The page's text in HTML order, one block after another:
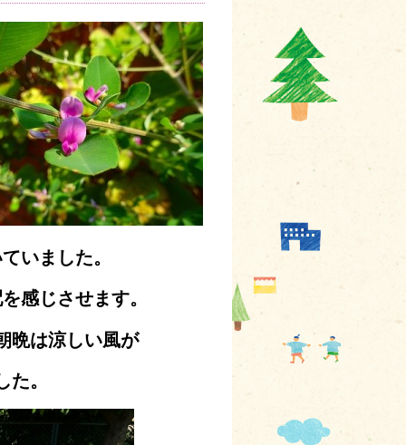
いました。
感じさせます。
晩は涼しい風が
。